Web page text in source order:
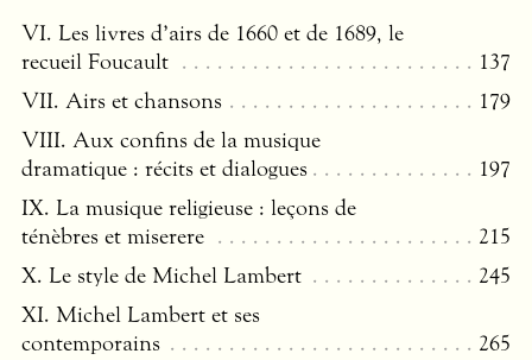
VI. Les livres d’airs de 1660 et de 1689, le
recueil Foucault
137
VII. Airs et chansons
179
VIII. Aux confins de la musique
dramatique : récits et dialogues
197
IX. La musique religieuse : leçons de
ténèbres et miserere
215
X. Le style de Michel Lambert
245
XI. Michel Lambert et ses
contemporains
265